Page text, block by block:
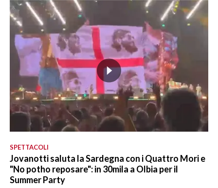
SPETTACOLI
Jovanotti saluta la Sardegna con i Quattro Mori e
"No potho reposare": in 30mila a Olbia per il
Summer Party